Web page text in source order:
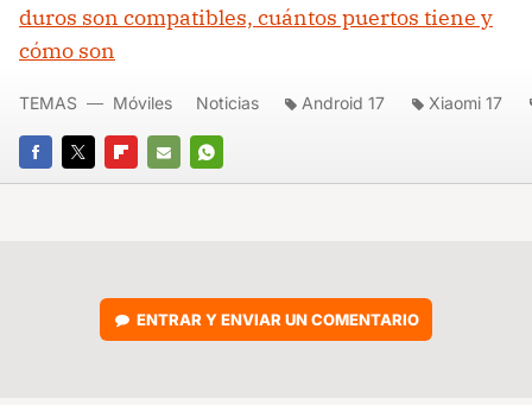
duros son compatibles, cuántos puertos tiene y
cómo son
FACEBOOK
TWITTERFLIPBOARD
E-
WHATSAPP
TEMAS Móviles Noticias Android 17 Xiaomi 17
ENTRAR Y ENVIAR UN COMENTARIO